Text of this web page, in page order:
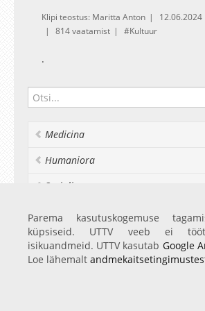
Klipi teostus: Maritta Anton
12.06.2024
814 vaatamist
Kultuur
.
Medicina
Humaniora
Socialia
Realia et naturalia
Ülikoolist veel
Parema kasutuskogemuse
küpsiseid. UTTV veeb ei
isikuandmeid. UTTV kasutab Google
Loe lähemalt